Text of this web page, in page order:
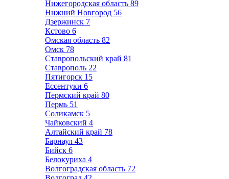
Нижегородская область 89
Нижний Новгород 56
Дзержинск 7
Кстово 6
Омская область 82
Омск 78
Ставропольский край 81
Ставрополь 22
Пятигорск 15
Ессентуки 6
Пермский край 80
Пермь 51
Соликамск 5
Чайковский 4
Алтайский край 78
Барнаул 43
Бийск 6
Белокуриха 4
Волгоградская область 72